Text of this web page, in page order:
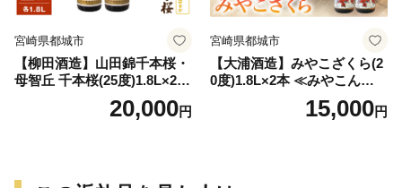
宮崎県都城市
【柳田酒造】山田錦千本桜・
母智丘 千本桜(25度)1.8L×2本
≪みやこんじょ特急便≫_AC
20,000円
宮崎県都城市
【大浦酒造】みやこざくら(2
0度)1.8L×2本 ≪みやこんじょ
特急便≫_MJ-077115,000円